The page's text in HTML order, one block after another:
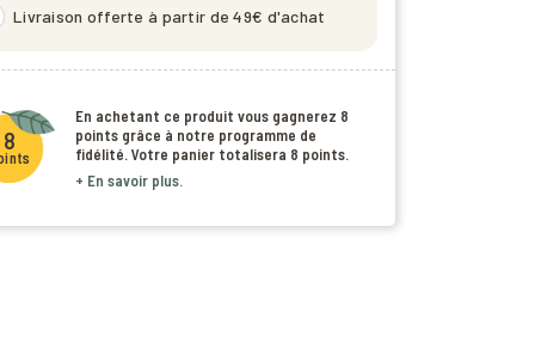
Livraison offerte à partir de 49€ d'achat
8
En achetant ce produit vous gagnerez 8
points grâce à notre programme de
fidélité. Votre panier totalisera 8 points.
+ En savoir plus.